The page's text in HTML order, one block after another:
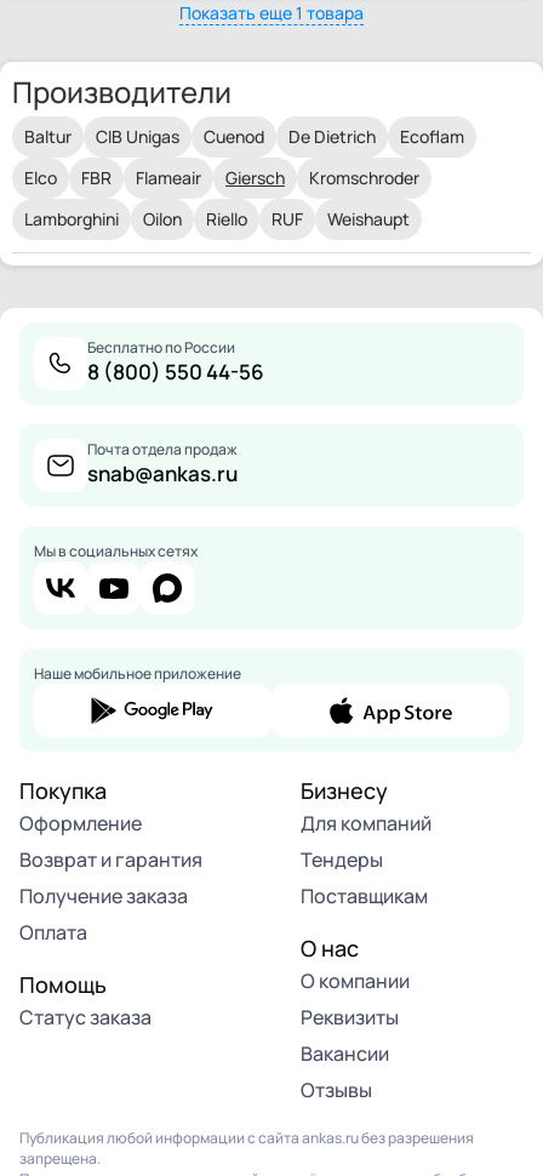
Показать еще 1 товара
Производители
Baltur CIB Unigas Cuenod De Dietrich
Ecoflam
Elco
FBR Flameair Giersch
Kromschroder
Lamborghini
Oilon Riello RUF Weishaupt
Бесплатно по России
8 (800) 550 44-56
Почта отдела продаж
snab@ankas.ru
Мы в социальных сетях
Наше мобильное приложение
Покупка
Оформление
Возврат и гарантия
Получение заказа
Оплата
Помощь
Статус заказа
Бизнесу
Для компаний
Тендеры
Поставщикам
О нас
О компании
Реквизиты
Вакансии
Отзывы
Публикация любой информации с сайта ankas.ru без разрешения
запрещена.